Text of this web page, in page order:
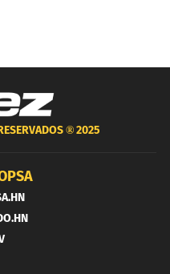
®2025